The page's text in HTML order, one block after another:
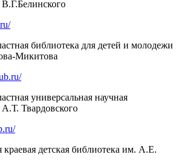
библиотека для детей и молодежи
Микитова
универсальная научная
Твардовского
краевая детская библиотека им. А.Е.